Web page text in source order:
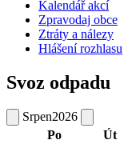
Kalendář akcí
Zpravodaj obce
Ztráty a nálezy
Hlášení rozhlasu
Svoz odpadu
Srpen2026
Po
Út